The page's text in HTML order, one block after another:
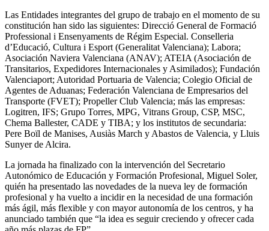
Las Entidades integrantes del grupo de trabajo en el momento de su
constitución han sido las siguientes: Direcció General de Formació
Professional i Ensenyaments de Régim Especial. Conselleria
d’Educació, Cultura i Esport (Generalitat Valenciana); Labora;
Asociación Naviera Valenciana (ANAV); ATEIA (Asociación de
Transitarios, Expedidores Internacionales y Asimilados); Fundación
Valenciaport; Autoridad Portuaria de Valencia; Colegio Oficial de
Agentes de Aduanas; Federación Valenciana de Empresarios del
Transporte (FVET); Propeller Club Valencia; más las empresas:
Logitren, IFS; Grupo Torres, MPG, Vitrans Group, CSP, MSC,
Chema Ballester, CADE y TIBA; y los institutos de secundaria:
Pere Boïl de Manises, Ausiàs March y Abastos de Valencia, y Lluis
Sunyer de Alcira.
La jornada ha finalizado con la intervención del Secretario
Autonómico de Educación y Formación Profesional, Miguel Soler,
quién ha presentado las novedades de la nueva ley de formación
profesional y ha vuelto a incidir en la necesidad de una formación
más ágil, más flexible y con mayor autonomía de los centros, y ha
anunciado también que “la idea es seguir creciendo y ofrecer cada